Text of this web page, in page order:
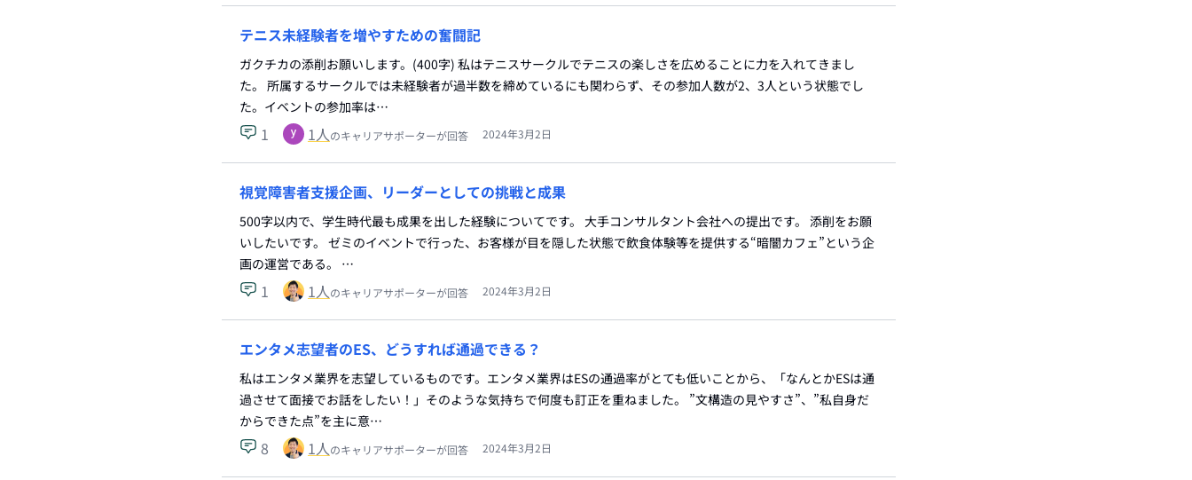
テニス未経験者を増やすための奮闘記
ガクチカの添削お願いします。(400字) 私はテニスサークルでテニスの楽しさを広めることに力を入れてきまし
た。 所属するサークルでは未経験者が過半数を締めているにも関わらず、その参加人数が2、3人という状態でし
た。イベントの参加率は…
1 1人のキャリアサポーターが回答 2024年3月2日
視覚障害者支援企画、リーダーとしての挑戦と成果
500字以内で、学生時代最も成果を出した経験についてです。 大手コンサルタント会社への提出です。 添削をお願
いしたいです。 ゼミのイベントで行った、お客様が目を隠した状態で飲食体験等を提供する“暗闇カフェ”という企
画の運営である。 …
1 1人のキャリアサポーターが回答 2024年3月2日
エンタメ志望者のES、どうすれば通過できる？
私はエンタメ業界を志望しているものです。エンタメ業界はESの通過率がとても低いことから、「なんとかESは通
過させて面接でお話をしたい！」そのような気持ちで何度も訂正を重ねました。 ”文構造の見やすさ”、”私自身だ
からできた点”を主に意…
8 1人のキャリアサポーターが回答 2024年3月2日